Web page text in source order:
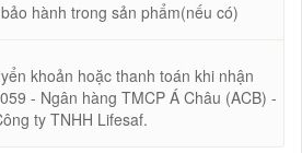
hành trong sản phẩm(nếu có)
khoản hoặc thanh toán khi nhận
- Ngân hàng TMCP Á Châu (ACB) -
ty TNHH Lifesaf.